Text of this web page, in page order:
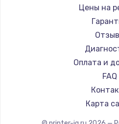
Цены на
Оплата и
FAQ
Карта